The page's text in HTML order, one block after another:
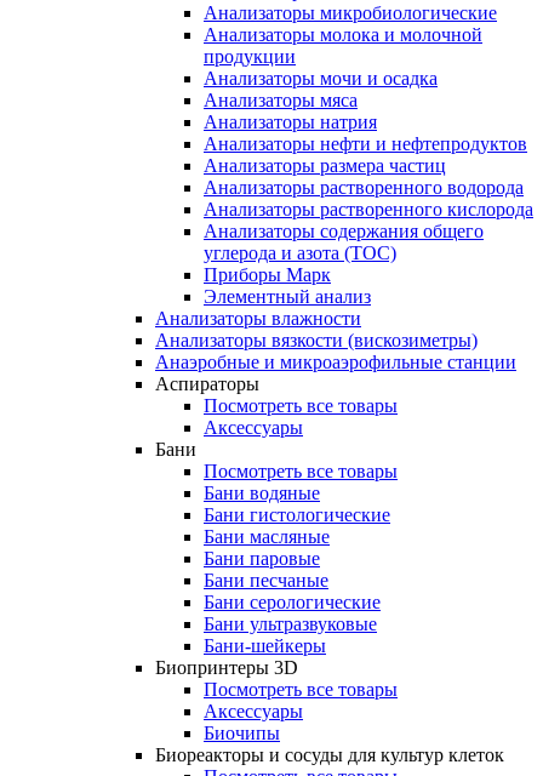
Анализаторы микробиологические
Анализаторы молока и молочной
продукции
Анализаторы мочи и осадка
Анализаторы мяса
Анализаторы натрия
Анализаторы нефти и нефтепродуктов
Анализаторы размера частиц
Анализаторы растворенного водорода
Анализаторы растворенного кислорода
Анализаторы содержания общего
углерода и азота (ТОС)
Приборы Марк
Элементный анализ
Анализаторы влажности
Анализаторы вязкости (вискозиметры)
Анаэробные и микроаэрофильные станции
Аспираторы
Посмотреть все товары
Аксессуары
Бани
Посмотреть все товары
Бани водяные
Бани гистологические
Бани масляные
Бани паровые
Бани песчаные
Бани серологические
Бани ультразвуковые
Бани-шейкеры
Биопринтеры 3D
Посмотреть все товары
Аксессуары
Биочипы
Биореакторы и сосуды для культур клеток